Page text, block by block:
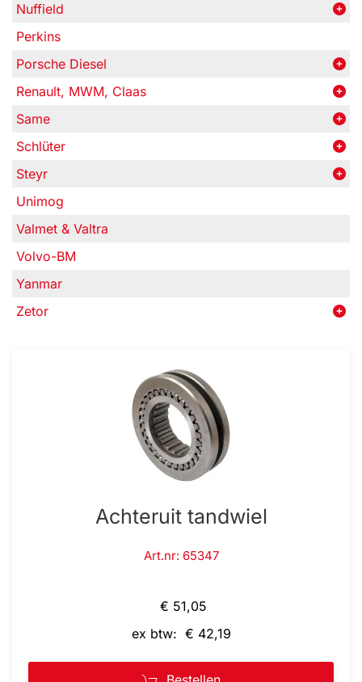
Nuffield
Perkins
Porsche Diesel
Renault, MWM, Claas
Same
Schlüter
Steyr
Unimog
Valmet & Valtra
Volvo-BM
Yanmar
Zetor
Achteruit tandwiel
Art.nr: 65347
€ 51,05
ex btw: € 42,19